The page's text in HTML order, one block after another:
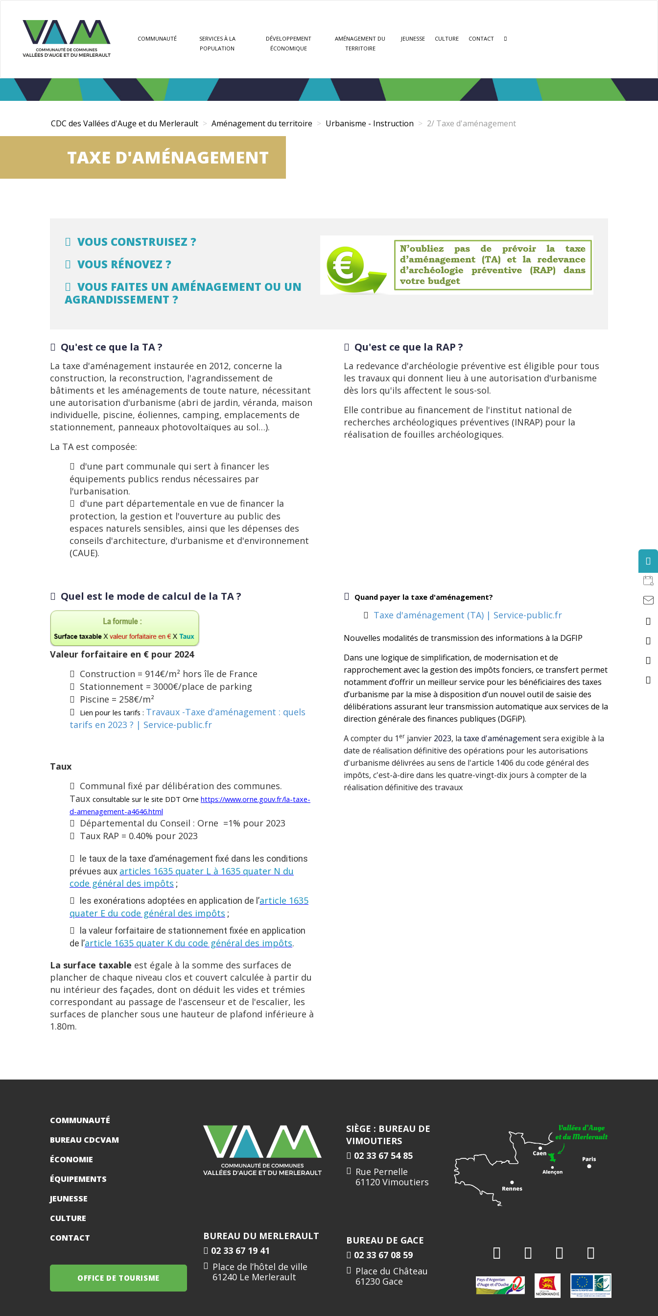
contenu
principal
COMMUNAUTÉ
SERVICES À LA
POPULATION
DÉVELOPPEMENT
ÉCONOMIQUE
AMÉNAGEMENT DU
TERRITOIRE
JEUNESSE CULTURE CONTACT
CDC des Vallées d'Auge et du Merlerault Aménagement du territoire Urbanisme - Instruction 2/ Taxe d'aménagement
TAXE D'AMÉNAGEMENT
VOUS CONSTRUISEZ ?
VOUS RÉNOVEZ ?
VOUS FAITES UN AMÉNAGEMENT OU UN
AGRANDISSEMENT ?
Qu'est ce que la TA ?
La taxe d'aménagement instaurée en 2012, concerne la
construction, la reconstruction, l'agrandissement de
bâtiments et les aménagements de toute nature, nécessitant
une autorisation d'urbanisme (abri de jardin, véranda, maison
individuelle, piscine, éoliennes, camping, emplacements de
stationnement, panneaux photovoltaïques au sol…).
La TA est composée:
d'une part communale qui sert à financer les
équipements publics rendus nécessaires par
l'urbanisation.
d'une part départementale en vue de financer la
protection, la gestion et l'ouverture au public des
espaces naturels sensibles, ainsi que les dépenses des
conseils d'architecture, d'urbanisme et d'environnement
(CAUE).
Qu'est ce que la RAP ?
La redevance d'archéologie préventive est éligible pour tous
les travaux qui donnent lieu à une autorisation d'urbanisme
dès lors qu'ils affectent le sous-sol.
Elle contribue au financement de l'institut national de
recherches archéologiques préventives (INRAP) pour la
réalisation de fouilles archéologiques.
Quel est le mode de calcul de la TA ?
Valeur forfaitaire en € pour 2024
Construction = 914€/m² hors île de France
Stationnement = 3000€/place de parking
Piscine = 258€/m²
Lien pour les tarifs : Travaux -Taxe d'aménagement : quels
tarifs en 2023 ? | Service-public.fr
Taux
Communal fixé par délibération des communes.
Taux consultable sur le site DDT Orne https://www.orne.gouv.fr/la-taxe-
d-amenagement-a4646.html
Départemental du Conseil : Orne =1% pour 2023
Taux RAP = 0.40% pour 2023
le taux de la taxe d’aménagement fixé dans les conditions
prévues aux articles 1635 quater L à 1635 quater N du
code général des impôts ;
les exonérations adoptées en application de l’article 1635
quater E du code général des impôts ;
la valeur forfaitaire de stationnement fixée en application
de l’article 1635 quater K du code général des impôts.
La surface taxable est égale à la somme des surfaces de
plancher de chaque niveau clos et couvert calculée à partir du
nu intérieur des façades, dont on déduit les vides et trémies
correspondant au passage de l'ascenseur et de l'escalier, les
surfaces de plancher sous une hauteur de plafond inférieure à
1.80m.
Quand payer la taxe d'aménagement?
Taxe d'aménagement (TA) | Service-public.fr
Nouvelles modalités de transmission des informations à la DGFIP
Dans une logique de simplification, de modernisation et de
rapprochement avec la gestion des impôts fonciers, ce transfert permet
notamment d’offrir un meilleur service pour les bénéficiaires des taxes
d’urbanisme par la mise à disposition d’un nouvel outil de saisie des
délibérations assurant leur transmission automatique aux services de la
direction générale des finances publiques (DGFiP).
A compter du 1 er janvier 2023, la taxe d'aménagementsera exigible à la
date de réalisation définitive des opérations pour les autorisations
d'urbanisme délivrées au sens de l'article 1406 du code général des
impôts, c'est-à-dire dans les quatre-vingt-dix jours à compter de la
réalisation définitive des travaux
COMMUNAUTÉ
BUREAU CDCVAM
ÉCONOMIE
ÉQUIPEMENTS
JEUNESSE
CULTURE
CONTACT
OFFICE DE TOURISME
BUREAU DU MERLERAULT
02 33 67 19 41
Place de l’hôtel de ville
61240 Le Merlerault
SIÈGE : BUREAU DE
VIMOUTIERS
02 33 67 54 85
Rue Pernelle
61120 Vimoutiers
BUREAU DE GACE
02 33 67 08 59
Place du Château
61230 Gace